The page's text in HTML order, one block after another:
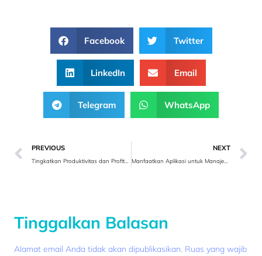
Facebook Twitter
LinkedIn Email
Telegram WhatsApp
PREVIOUS
Tingkatkan Produktivitas dan Profitabilitas: Penerapan ERP untuk Keunggulan Kompetitif
NEXT
Manfaatkan Aplikasi untuk Manajemen Personalia dan Penjadwalan Karyawan
Tinggalkan Balasan
Alamat email Anda tidak akan dipublikasikan. Ruas yang wajib